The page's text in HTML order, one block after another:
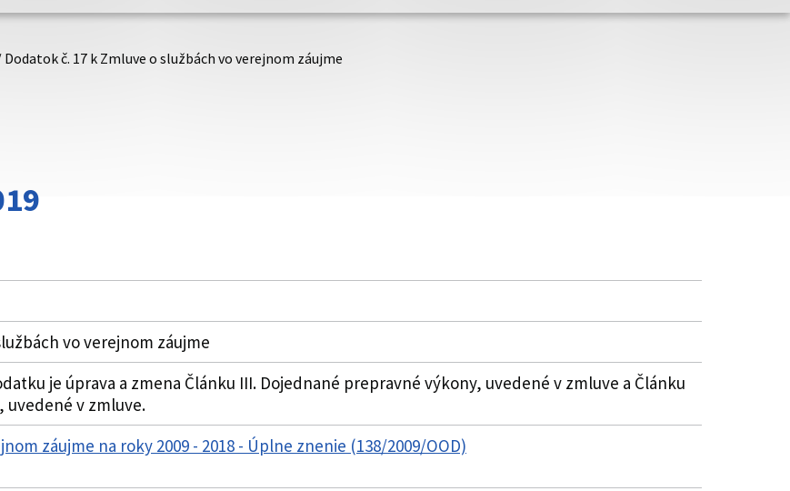
Dodatok č. 17 k Zmluve o službách vo verejnom záujme
vo verejnom záujme
je úprava a zmena Článku III. Dojednané prepravné výkony, uvedené v zmluve a Článku
uvedené v zmluve.
záujme na roky 2009 - 2018 - Úplne znenie (138/2009/OOD)